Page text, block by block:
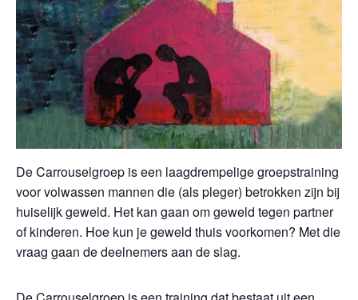
De Carrouselgroep is een laagdrempelige groepstraining
voor volwassen mannen die (als pleger) betrokken zijn bij
huiselijk geweld. Het kan gaan om geweld tegen partner
of kinderen. Hoe kun je geweld thuis voorkomen? Met die
vraag gaan de deelnemers aan de slag.